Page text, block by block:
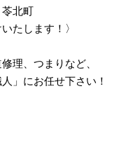
北町
たします！〉
理、つまりなど、
」にお任せ下さい！